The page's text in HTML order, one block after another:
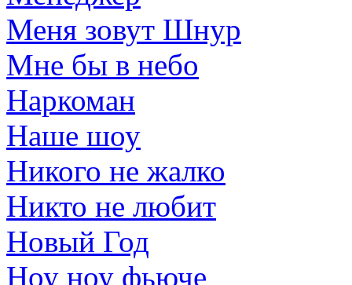
Меня зовут Шнур
Мне бы в небо
Наркоман
Наше шоу
Никого не жалко
Никто не любит
Новый Год
Ноу ноу фьюче